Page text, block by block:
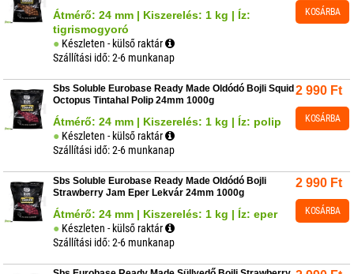
Átmérő: 24 mm | Kiszerelés: 1 kg | Íz:
tigrismogyoró
Készleten - külső raktár
Szállítási idő: 2-6 munkanap
KOSÁRBA
Sbs Soluble Eurobase Ready Made Oldódó Bojli Squid
Octopus Tintahal Polip 24mm 1000g
Átmérő: 24 mm | Kiszerelés: 1 kg | Íz: polip
Készleten - külső raktár
Szállítási idő: 2-6 munkanap
2 990 Ft
KOSÁRBA
Sbs Soluble Eurobase Ready Made Oldódó Bojli
Strawberry Jam Eper Lekvár 24mm 1000g
Átmérő: 24 mm | Kiszerelés: 1 kg | Íz: eper
Készleten - külső raktár
Szállítási idő: 2-6 munkanap
2 990 Ft
KOSÁRBA